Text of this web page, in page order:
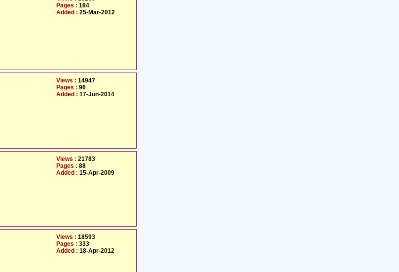
Pages : 184
Added : 25-Mar-2012
Views : 14947
Pages : 96
Added : 17-Jun-2014
Views : 21783
Pages : 88
Added : 15-Apr-2009
Views : 18593
Pages : 333
Added : 18-Apr-2012